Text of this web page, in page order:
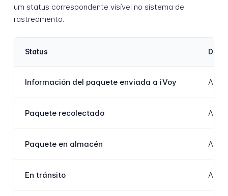
um status correspondente visível no sistema de
rastreamento.
Status
Información del paquete enviada a iVoy A
Paquete recolectado A
Paquete en almacén A
En tránsito A